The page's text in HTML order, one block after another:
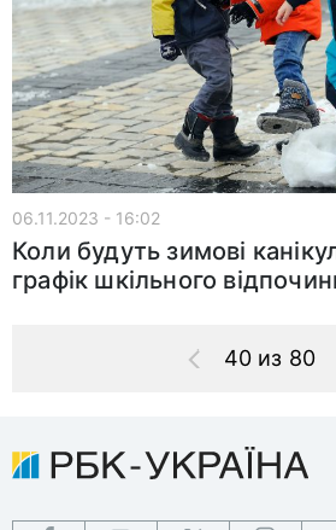
06.11.2023 - 16:02
Коли будуть зимові
графік шкільного
40 из 80